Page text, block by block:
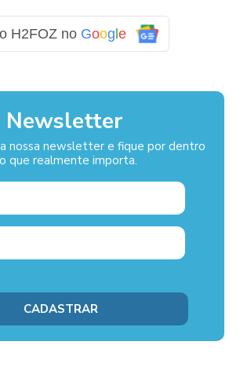
H2FOZ no Google
Newsletter
nossa newsletter e fique por dentro
que realmente importa.